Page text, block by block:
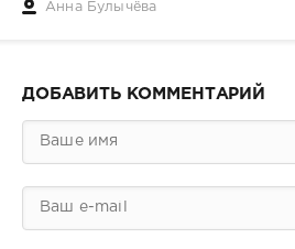
Анна Булычёва
ДОБАВИТЬ КОММЕНТАРИЙ